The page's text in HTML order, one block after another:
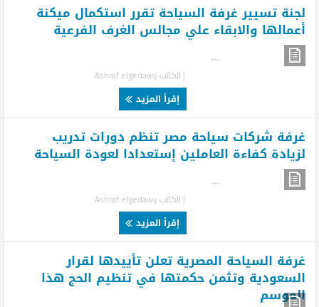
لجنة تسيير غرفة السياحة تقرر استكمال ميكنة
أعمالها والابقاء علي مجالس الغرف الفرعية
...
| الكاتبAshraf elgedawy
إقرأ المزيد
غرفة شركات سياحة مصر تنظم دورات تدريب
لزيادة كفاءة العاملين إستعدادا لعودة السياحة
...
| الكاتبAshraf elgedawy
إقرأ المزيد
غرفة السياحة المصرية تعلن تأييدها لقرار
السعودية وتثمن حكمتها في تنظيم الحج هذا
الموسم